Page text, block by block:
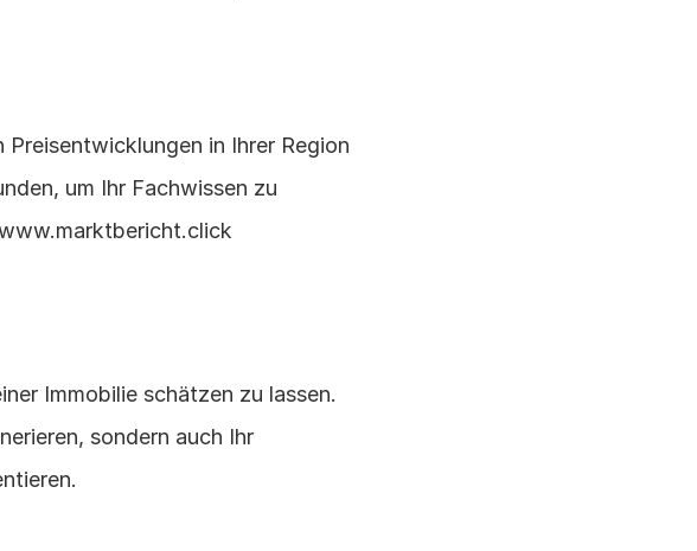
in Ihrer Region
um Ihr Fachwissen zu
Immobilie schätzen zu lassen.
sondern auch Ihr